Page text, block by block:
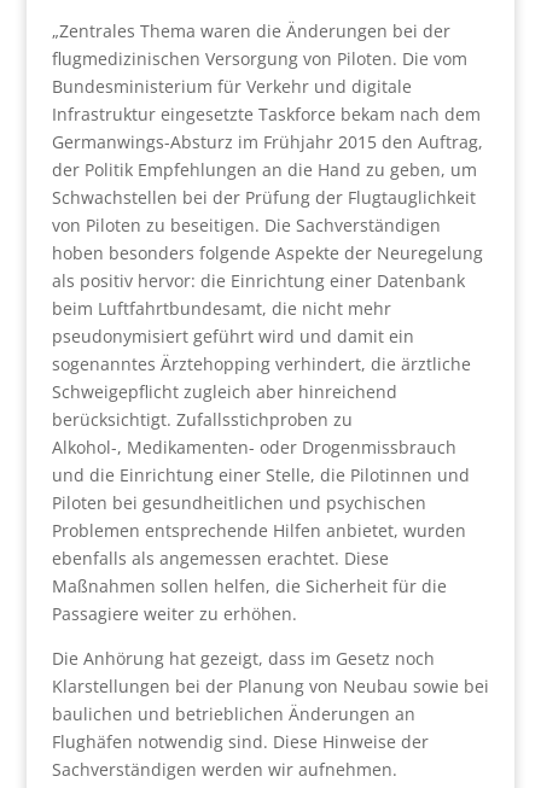
„Zentrales Thema waren die Änderungen bei der
flugmedizinischen Versorgung von Piloten. Die vom
Bundesministerium für Verkehr und digitale
Infrastruktur eingesetzte Taskforce bekam nach dem
Germanwings-Absturz im Frühjahr 2015 den Auftrag,
der Politik Empfehlungen an die Hand zu geben, um
Schwachstellen bei der Prüfung der Flugtauglichkeit
von Piloten zu beseitigen. Die Sachverständigen
hoben besonders folgende Aspekte der Neuregelung
als positiv hervor: die Einrichtung einer Datenbank
beim Luftfahrtbundesamt, die nicht mehr
pseudonymisiert geführt wird und damit ein
sogenanntes Ärztehopping verhindert, die ärztliche
Schweigepflicht zugleich aber hinreichend
berücksichtigt. Zufallsstichproben zu
Alkohol-, Medikamenten- oder Drogenmissbrauch
und die Einrichtung einer Stelle, die Pilotinnen und
Piloten bei gesundheitlichen und psychischen
Problemen entsprechende Hilfen anbietet, wurden
ebenfalls als angemessen erachtet. Diese
Maßnahmen sollen helfen, die Sicherheit für die
Passagiere weiter zu erhöhen.
Die Anhörung hat gezeigt, dass im Gesetz noch
Klarstellungen bei der Planung von Neubau sowie bei
baulichen und betrieblichen Änderungen an
Flughäfen notwendig sind. Diese Hinweise der
Sachverständigen werden wir aufnehmen.